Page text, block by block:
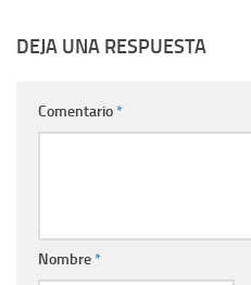
DEJA UNA RESPUESTA
Comentario*
Nombre*